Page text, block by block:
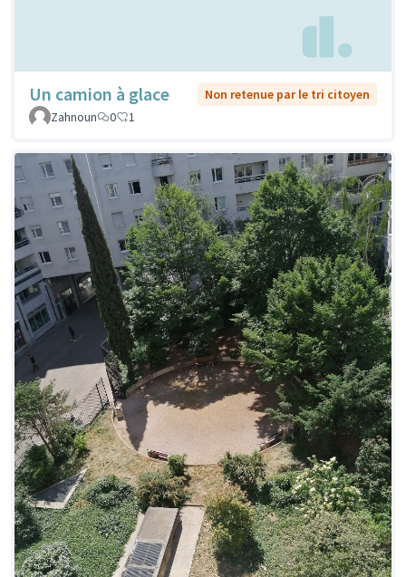
Un camion à glace
Non retenue par le tri citoyen
Zahnoun
0 1